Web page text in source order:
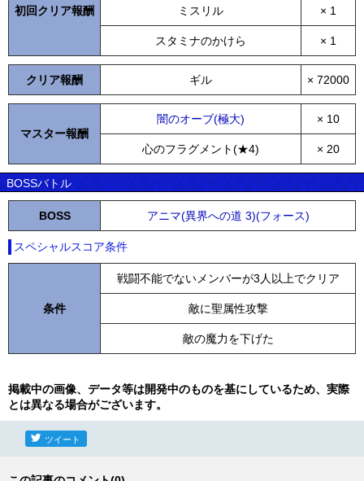
初回クリア報酬 ミスリル × 1
スタミナのかけら × 1
クリア報酬 ギル × 72000
マスター報酬
闇のオーブ(極大) × 10
心のフラグメント(★4) × 20
BOSSバトル
BOSS アニマ(異界への道 3)(フォース)
スペシャルスコア条件
条件
戦闘不能でないメンバーが3人以上でクリア
敵に聖属性攻撃
敵の魔力を下げた
掲載中の画像、データ等は開発中のものを基にしているため、実際
とは異なる場合がございます。
ツイート